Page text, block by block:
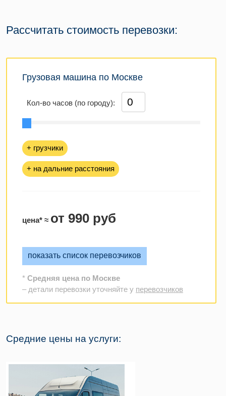
Рассчитать стоимость перевозки:
Грузовая машина по Москве
Кол-во часов (по городу):
+ грузчики
+ на дальние расстояния
цена* ≈ от 990 руб
показать список перевозчиков
* Средняя цена по Москве
– детали перевозки уточняйте у перевозчиков
Средние цены на услуги: